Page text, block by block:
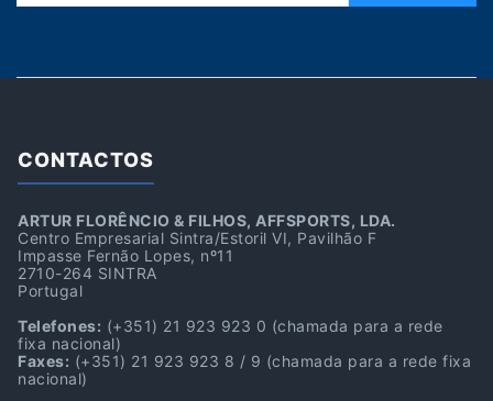
CONTACTOS
ARTUR FLORÊNCIO & FILHOS, AFFSPORTS, LDA.
Centro Empresarial Sintra/Estoril VI, Pavilhão F
Impasse Fernão Lopes, nº11
2710-264 SINTRA
Portugal
Telefones: (+351) 21 923 923 0 (chamada para a rede
fixa nacional)
Faxes: (+351) 21 923 923 8 / 9 (chamada para a rede fixa
nacional)